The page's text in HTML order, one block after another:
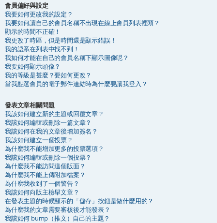
會員偏好與設定
我要如何更改我的設定？
我要如何讓自己的會員名稱不出現在線上會員列表裡頭？
顯示的時間不正確！
我更改了時區，但是時間還是顯示錯誤！
我的語系在列表中找不到！
我如何才能在自己的會員名稱下顯示圖像呢？
我要如何顯示頭像？
我的等級是甚麼？要如何更改？
當我點選會員的電子郵件連結時為什麼要讓我登入？
發表文章相關問題
我該如何建立新的主題或回覆文章？
我該如何編輯或刪除一篇文章？
我該如何在我的文章後增加簽名？
我該如何建立一個投票？
為什麼我不能增加更多的投票選項？
我該如何編輯或刪除一個投票？
為什麼我不能訪問這個版面？
為什麼我不能上傳附加檔案？
為什麼我收到了一個警告？
我該如何向版主檢舉文章？
在發表主題的時候顯示的「儲存」按鈕是做什麼用的？
為什麼我的文章需要審核後才能發表？
我該如何 bump（推文）自己的主題？